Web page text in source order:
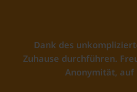
Dank des
Zuhause durchführen.
Anonymität,